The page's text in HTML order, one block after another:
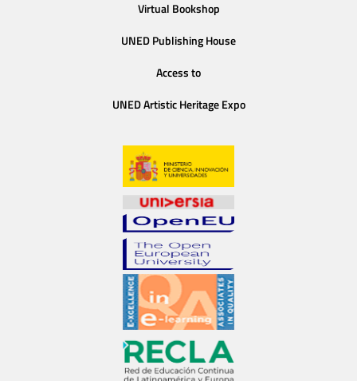
Virtual Bookshop
UNED Publishing House
Access to
UNED Artistic Heritage Expo